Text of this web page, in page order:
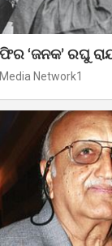
‘ଜନକ’ ରଘୁ
Network1